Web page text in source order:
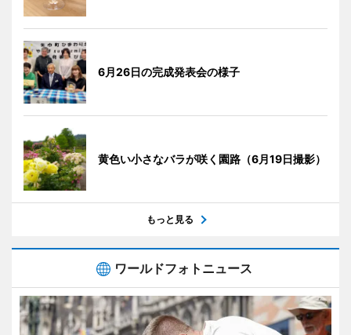
6月26日の完成発表会の様子
黄色い小さなバラが咲く園路（6月19日撮影）
もっと見る
ワールドフォトニュース